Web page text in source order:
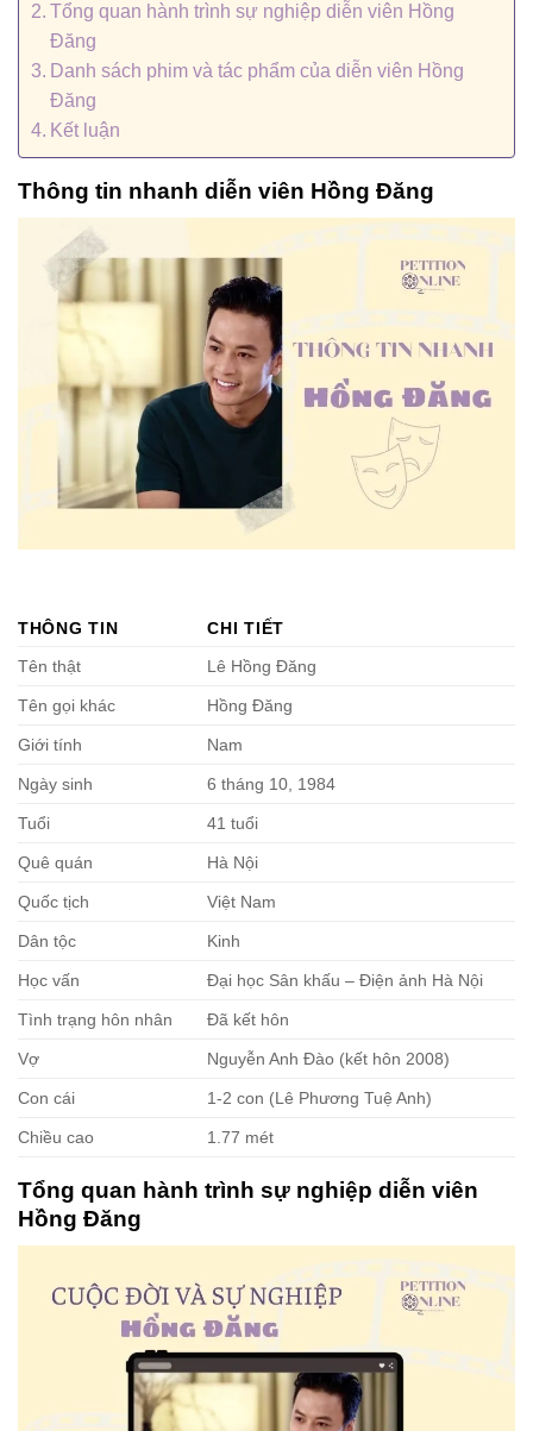
Tổng quan hành trình sự nghiệp diễn viên Hồng
Đăng
Danh sách phim và tác phẩm của diễn viên Hồng
Đăng
Kết luận
Thông tin nhanh diễn viên Hồng Đăng
THÔNG TIN
CHI TIẾT
Tên thật
Lê Hồng Đăng
Tên gọi khác Hồng Đăng
Giới tính Nam
Ngày sinh 6 tháng 10, 1984
Tuổi 41 tuổi
Quê quán Hà Nội
Quốc tịch Việt Nam
Dân tộc Kinh
Học vấn Đại học Sân khấu – Điện ảnh Hà Nội
Tình trạng hôn nhân Đã kết hôn
Vợ Nguyễn Anh Đào (kết hôn 2008)
Con cái 1-2 con (Lê Phương Tuệ Anh)
Chiều cao 1.77 mét
Tổng quan hành trình sự nghiệp diễn viên
Hồng Đăng